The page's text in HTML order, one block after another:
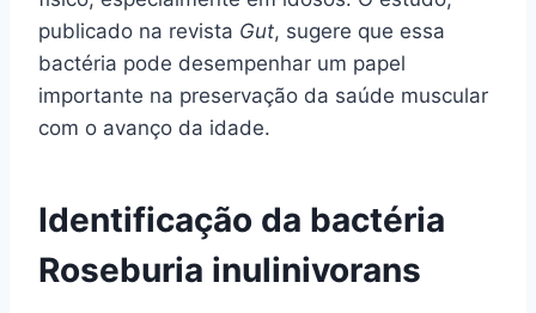
publicado na revista Gut, sugere que essa
bactéria pode desempenhar um papel
importante na preservação da saúde muscular
com o avanço da idade.
Identificação da bactéria
Roseburia inulinivorans